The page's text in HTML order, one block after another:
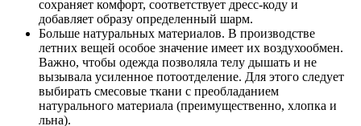
сохраняет комфорт, соответствует дресс-коду и
добавляет образу определенный шарм.
Больше натуральных материалов. В производстве
летних вещей особое значение имеет их воздухообмен.
Важно, чтобы одежда позволяла телу дышать и не
вызывала усиленное потоотделение. Для этого следует
выбирать смесовые ткани с преобладанием
натурального материала (преимущественно, хлопка и
льна).